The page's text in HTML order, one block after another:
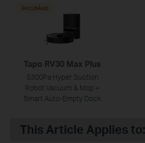
Tapo RV30 Max Plus
5300Pa Hyper Suction
Robot Vacuum & Mop +
Smart Auto-Empty Dock
ÎN CURÂND
This Article Applies to: